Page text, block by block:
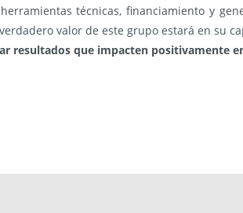
técnicas, financiamiento y
valor de este grupo estará en su
resultados que impacten positivamente